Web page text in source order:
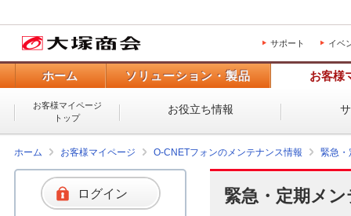
サポート イベ
ホーム ソリューション・製品 お客様
お客様マイページ
トップ
お役立ち情報
ホーム お客様マイページ O-CNETフォンのメンテナンス情報 緊急・
緊急・定期メ
ログイン